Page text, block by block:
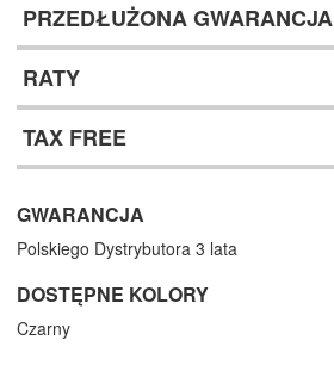
PRZEDŁUŻONA GWARANCJA
RATY
TAX FREE
GWARANCJA
Polskiego Dystrybutora 3 lata
DOSTĘPNE KOLORY
Czarny